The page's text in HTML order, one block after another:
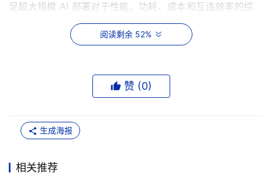
足超大规模 AI 部署对于性能、功耗、成本和互连效率的综
合要求。联发科在云端AI基础设施领域已重点布局。根据联
发科近期法说会信息，其首个AI加速器ASIC项目将如期进
攀升至数十亿美元规模；另一AI加速器ASIC项目则以2027
年底前进入量产为目标推进。这意味着，数据中心业务正迅
阅读剩余 52%
赞 (0)
生成海报
相关推荐